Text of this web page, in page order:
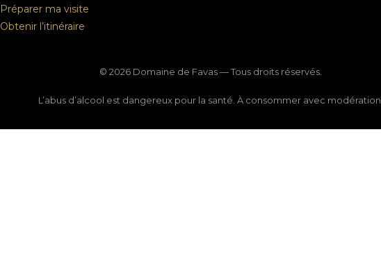
Préparer ma visite
Obtenir l’itinéraire
© 2026 Domaine de Favas — Tous droits réservés.
L’abus d’alcool est dangereux pour la santé. À consommer avec modération.